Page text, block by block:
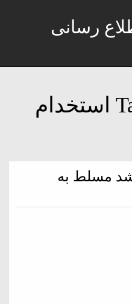
رسانی
Tag Archives for استخدام
مسلط به